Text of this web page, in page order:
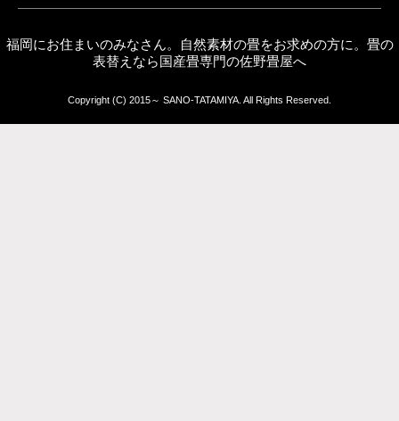
福岡にお住まいのみなさん。自然素材の畳をお求めの方に。畳の
表替えなら国産畳専門の佐野畳屋へ
Copyright (C) 2015～ SANO-TATAMIYA. All Rights Reserved.